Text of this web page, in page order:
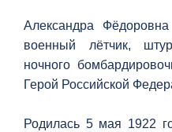
Александра
военный лётчик,
ночного
Герой Российской
Родилась 5 мая 1922